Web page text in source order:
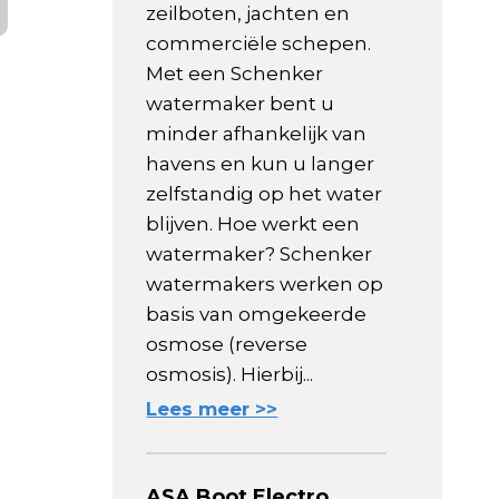
zeilboten, jachten en
commerciële schepen.
Met een Schenker
watermaker bent u
minder afhankelijk van
havens en kun u langer
zelfstandig op het water
blijven. Hoe werkt een
watermaker? Schenker
watermakers werken op
basis van omgekeerde
osmose (reverse
osmosis). Hierbij...
Lees meer >>